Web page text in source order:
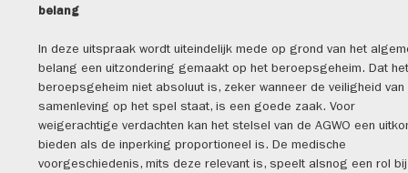
belang
In deze uitspraak wordt uiteindelijk mede op grond van het
belang een uitzondering gemaakt op het beroepsgeheim. Dat het
beroepsgeheim niet absoluut is, zeker wanneer de veiligheid van
samenleving op het spel staat, is een goede zaak. Voor
weigerachtige verdachten kan het stelsel van de AGWO een
bieden als de inperking proportioneel is. De medische
voorgeschiedenis, mits deze relevant is, speelt alsnog een rol